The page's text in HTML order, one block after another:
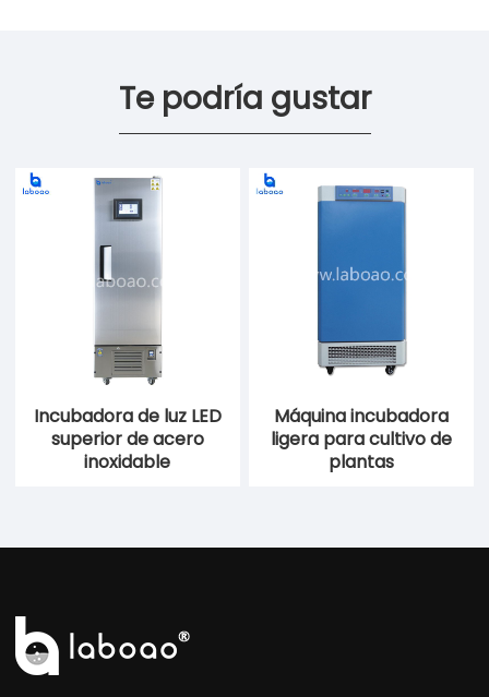
Te podría gustar
Incubadora de luz LED
superior de acero
inoxidable
Máquina incubadora
ligera para cultivo de
plantas